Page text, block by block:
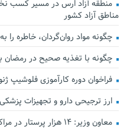
منطقه آزاد ارس در مسیر کسب
مناطق آزاد کشور
چگونه مواد روان‌گردان، خاطره را
چگونه با تغذیه صحیح در
فراخوان دوره کارآموزی فلوشیپ
ارز ترجیحی دارو و تجهیزات پزشکی در
معاون وزیر: ۱۴ هزار پرستار در مراکز درمانی کشور فعالیت می‌کنند